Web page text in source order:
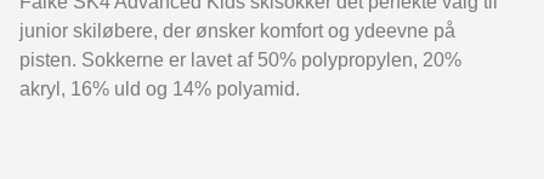
junior skiløbere, der ønsker komfort og ydeevne på
pisten. Sokkerne er lavet af 50% polypropylen, 20%
akryl, 16% uld og 14% polyamid.